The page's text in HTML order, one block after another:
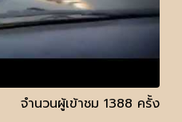
จำนวนผู้เข้าชม 1388 ครั้ง